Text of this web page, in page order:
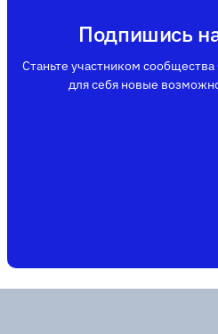
Подпишись
Станьте участником
для себя новые